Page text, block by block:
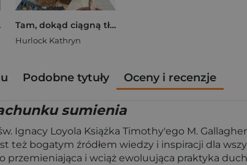
Tam, dokąd ciągną tłumy. Historia świętych miejsc
Hurlock Kathryn
Podobne tytuły Oceny i recenzje
sumienia
Ignacy Loyola Książka Timothy'ego M.
też bogatym źródłem wiedzy i inspiracji dla
i wciąż ewoluująca praktyka